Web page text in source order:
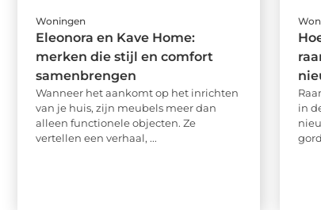
Woningen
Eleonora en Kave Home:
merken die stijl en comfort
samenbrengen
Wanneer het aankomt op het inrichten
van je huis, zijn meubels meer dan
alleen functionele objecten. Ze
vertellen een verhaal, ...
in